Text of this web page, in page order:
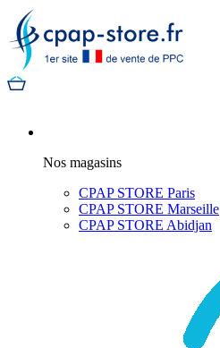
Nos magasins
CPAP STORE Paris
CPAP STORE Marseille
CPAP STORE Abidjan